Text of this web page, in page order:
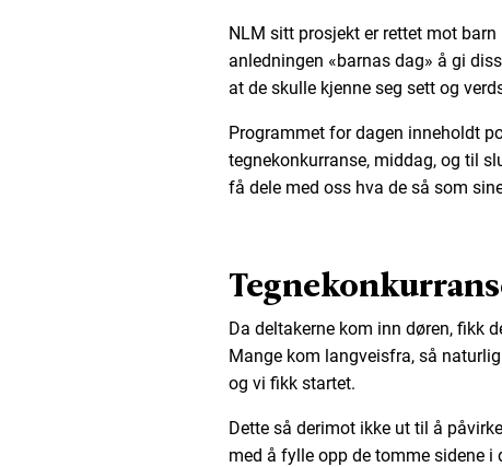
NLM sitt prosjekt er rettet mot
anledningen «barnas dag» å gi
at de skulle kjenne seg sett og
Programmet for dagen inneholdt
tegnekonkurranse, middag, og til
få dele med oss hva de så som
Da deltakerne kom inn døren, fikk
Mange kom langveisfra, så
og vi fikk startet.
Dette så derimot ikke ut til å
med å fylle opp de tomme sidene i